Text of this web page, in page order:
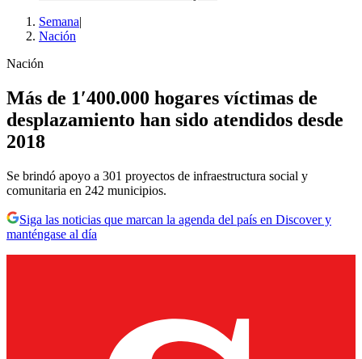
Semana|
Nación
Nación
Más de 1′400.000 hogares víctimas de
desplazamiento han sido atendidos desde
2018
Se brindó apoyo a 301 proyectos de infraestructura social y
comunitaria en 242 municipios.
Siga las noticias que marcan la agenda del país en Discover y
manténgase al día